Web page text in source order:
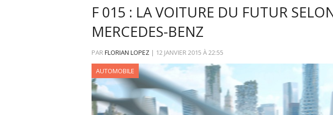
F 015 : LA VOITURE DU FUTUR
MERCEDES-BENZ
PARFLORIAN LOPEZ | 12 JANVIER 2015 À22:55
AUTOMOBILE